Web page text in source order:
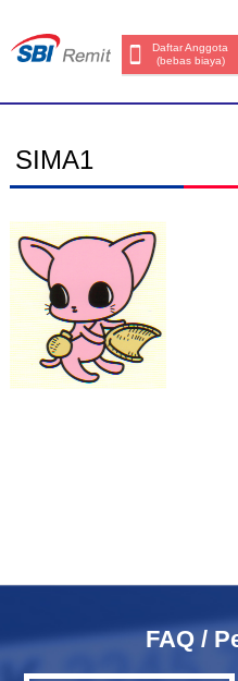
Daftar Anggota
(bebas biaya)
SIMA1
FAQ /